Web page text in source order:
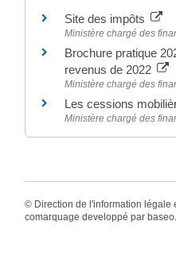
Site des impôts
Ministère chargé des
Brochure pratique
revenus de 2022
Ministère chargé des
Les cessions
Ministère chargé des
© Direction de l'information légale
comarquage developpé par